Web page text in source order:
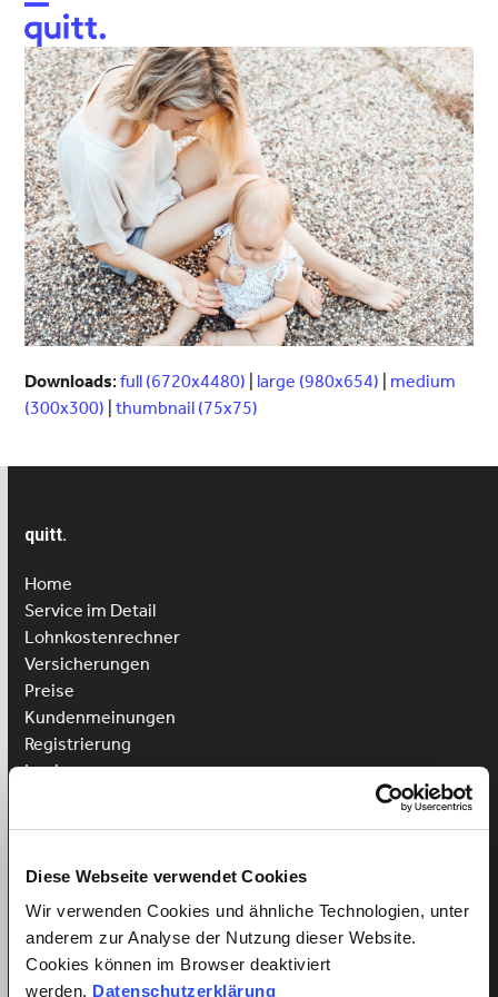
Diese Webseite verwendet Cookies
Wir verwenden Cookies und ähnliche Technologien, unter
anderem zur Analyse der Nutzung dieser Website.
Cookies können im Browser deaktiviert
werden. Datenschutzerklärung
Open
mobile
menu
Close
mobile
menu
Downloads:full (6720x4480) large (980x654)
medium
(300x300) |thumbnail (75x75)
quitt.
Home
Service im Detail
Lohnkostenrechner
Versicherungen
Preise
Kundenmeinungen
Registrierung
Login
Pflegehilfe anstellen
Vorteile für Arbeitnehmer
Arbeitnehmer Registrierung
Arbeitnehmer Login